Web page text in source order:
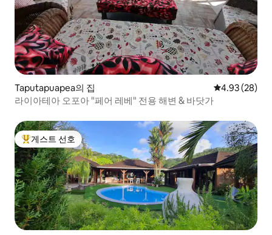
Taputapuapea의 집 평점 4.93점(5
4.93 (28)
라이아테아 오포아 "페어 레베" 전용 해변 & 바닷가
상위 게스트 선호
게스트 선호